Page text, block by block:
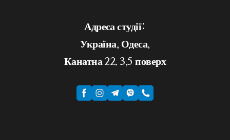
Адреса студії:
Україна, Одеса,
Канатна 22. 3,5 поверх